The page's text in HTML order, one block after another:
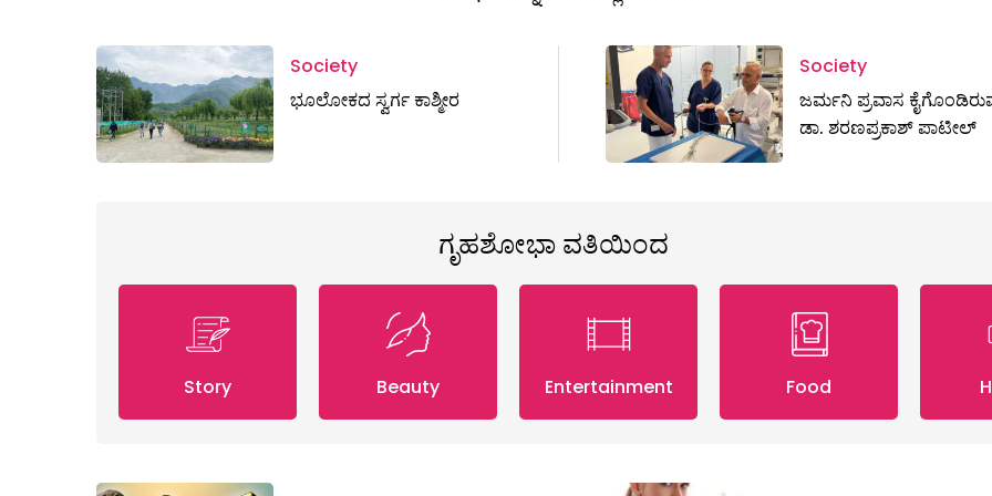
Society
ಭೂಲೋಕದ ಸ್ವರ್ಗ ಕಾಶ್ಮೀರ
Society
ಜರ್ಮನಿ ಪ್ರವಾಸ
ಡಾ. ಶರಣಪ್ರಕಾಶ್‌ ಪಾಟೀಲ್‌
ಗೃಹಶೋಭಾ ವತಿಯಿಂದ
Story Beauty Entertainment Food